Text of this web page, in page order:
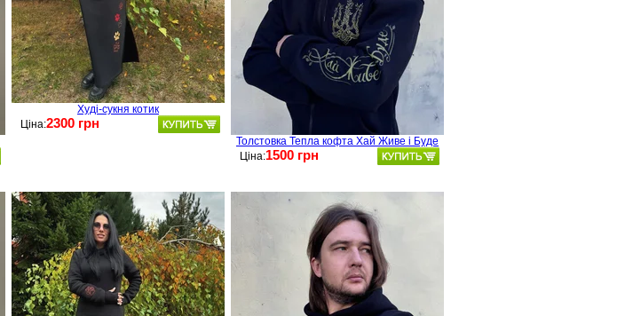
Худі-сукня котик
Ціна:2300 грн
Толстовка Тепла кофта Хай Живе і Буде
Ціна:1500 грн